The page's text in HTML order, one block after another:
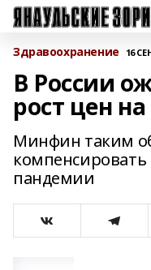
Здравоохранение 16
В России
рост цен
Минфин таким
пандемии